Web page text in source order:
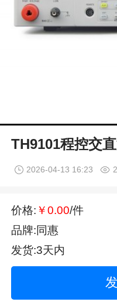
TH9101程控交
2026-04-13 16:23
价格: ￥0.00/件
品牌:同惠
发货:3天内